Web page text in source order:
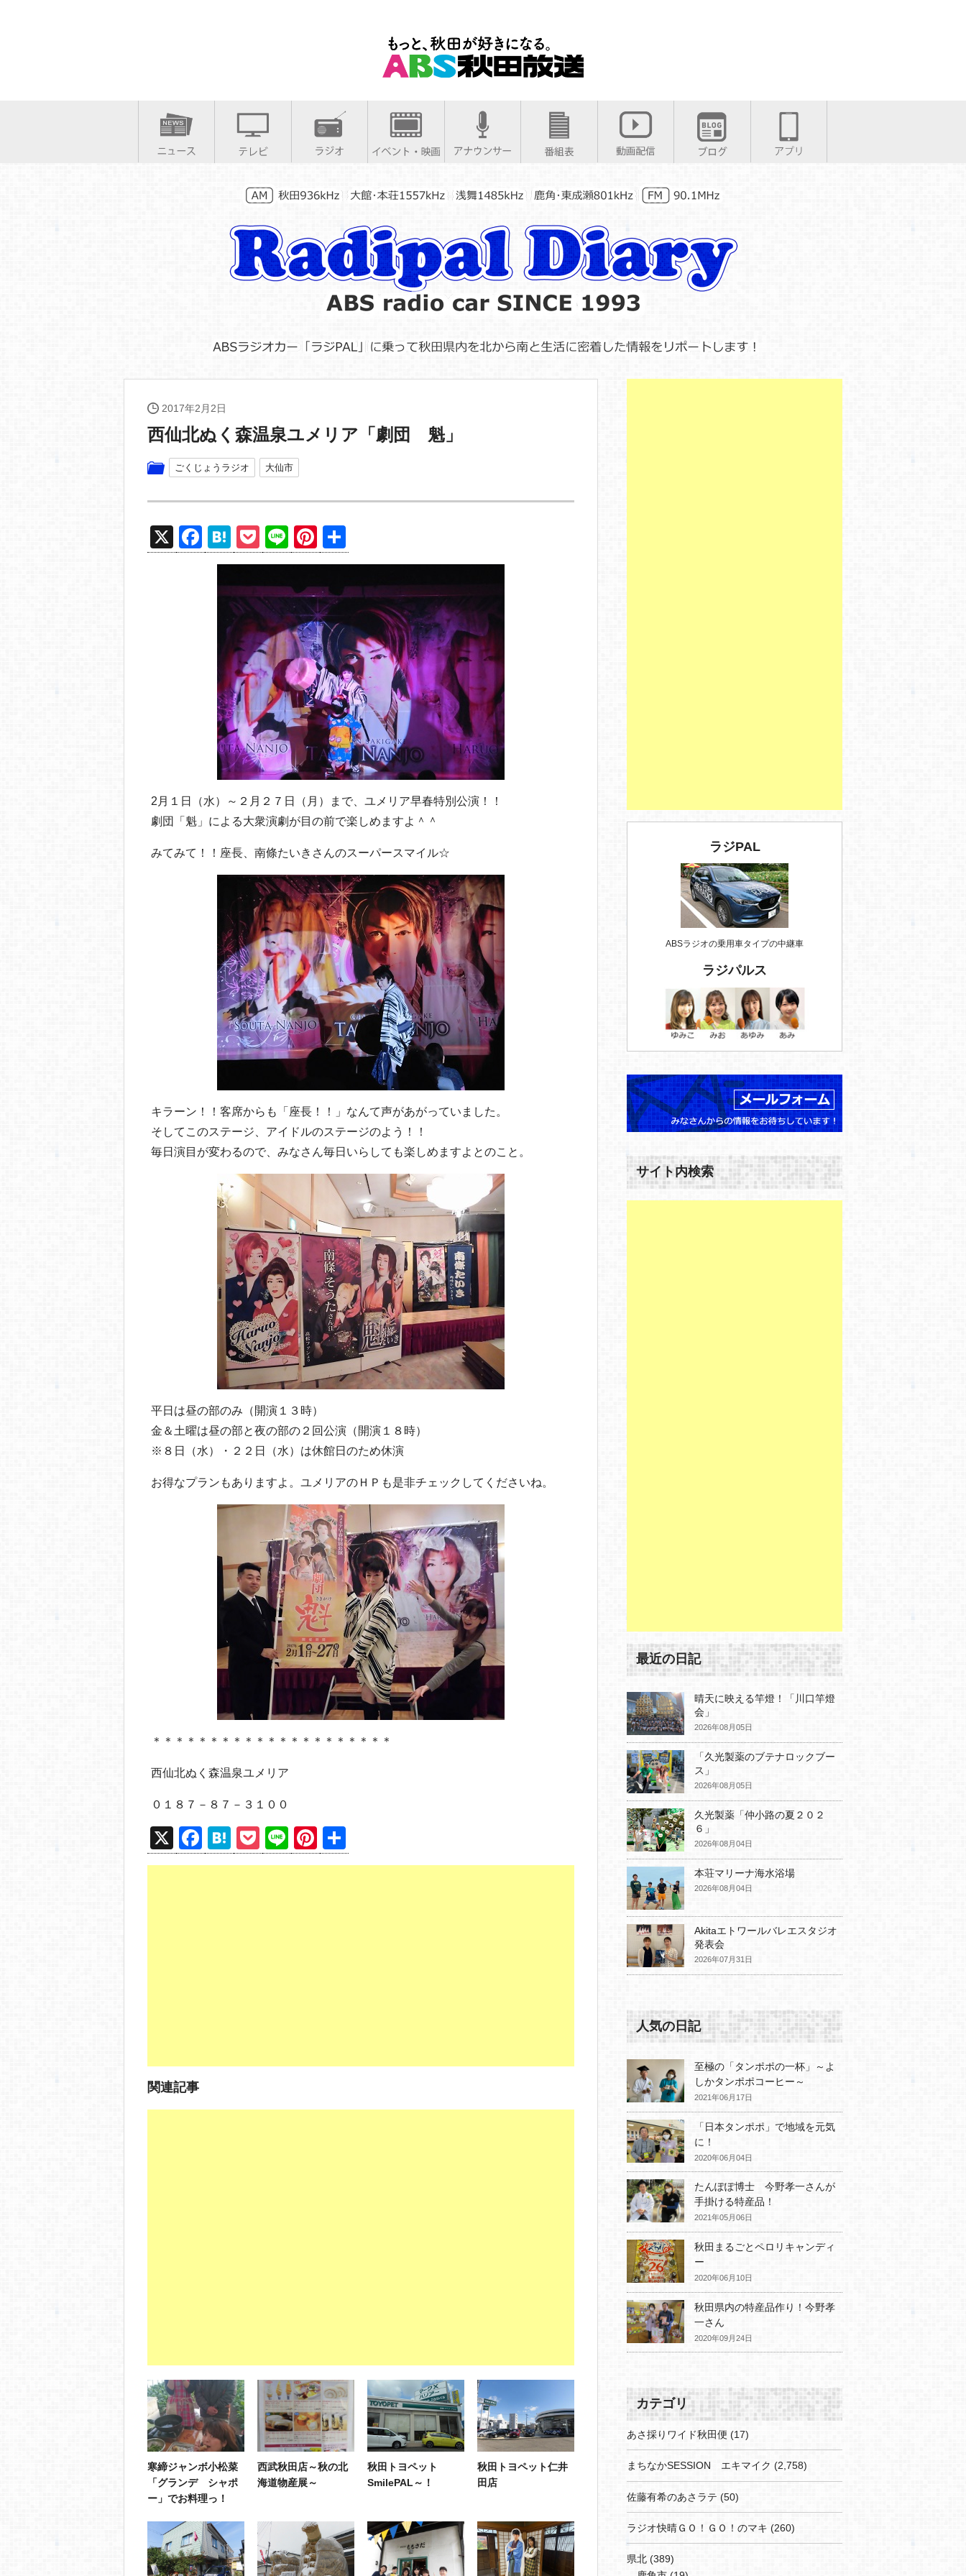
2017年2月2日
西仙北ぬく森温泉ユメリア「劇団 魁」
ごくじょうラジオ 大仙市
X
F
a
H
at
e
n
a
P
o
ck
et
Li
n
e
Pi
nt
er
e
st
有
2月１日（水）～２月２７日（月）まで、ユメリア早春特別公演！！
劇団「魁」による大衆演劇が目の前で楽しめますよ＾＾
みてみて！！座長、南條たいきさんのスーパースマイル☆
キラーン！！客席からも「座長！！」なんて声があがっていました。
そしてこのステージ、アイドルのステージのよう！！
毎日演目が変わるので、みなさん毎日いらしても楽しめますよとのこと。
平日は昼の部のみ（開演１３時）
金＆土曜は昼の部と夜の部の２回公演（開演１８時）
※８日（水）・２２日（水）は休館日のため休演
お得なプランもありますよ。ユメリアのＨＰも是非チェックしてくださいね。
＊＊＊＊＊＊＊＊＊＊＊＊＊＊＊＊＊＊＊＊＊
西仙北ぬく森温泉ユメリア
０１８７－８７－３１００
X
F
a
H
at
P
o
Li
n
Pi
nt 有
関連記事
寒締ジャンボ小松菜
「グランデ シャポ
ー」でお料理っ！
西武秋田店～秋の北
海道物産展～
秋田トヨペット
SmilePAL～！
秋田トヨペット仁井
田店
ラジPAL
ABSラジオの乗用車タイプの中継車
ラジパルス
サイト内検索
最近の日記
晴天に映える竿燈！「川口竿燈
会」
2026年08月05日
「久光製薬のブテナロックブー
ス」
2026年08月05日
久光製薬「仲小路の夏２０２
６」
2026年08月04日
本荘マリーナ海水浴場
2026年08月04日
Akitaエトワールバレエスタジオ
発表会
2026年07月31日
人気の日記
至極の「タンポポの一杯」～よ
しかタンポポコーヒー～
2021年06月17日
「日本タンポポ」で地域を元気
に！
2020年06月04日
たんぽぽ博士 今野孝一さんが
手掛ける特産品！
2021年05月06日
秋田まるごとペロリキャンディ
ー
2020年06月10日
秋田県内の特産品作り！今野孝
一さん
2020年09月24日
カテゴリ
あさ採りワイド秋田便 (17)
まちなかSESSION エキマイク (2,758)
佐藤有希のあさラテ (50)
ラジオ快晴ＧＯ！ＧＯ！のマキ (260)
県北 (389)